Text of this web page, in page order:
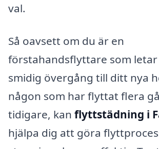
val.
Så oavsett om du är en
förstahandsflyttare som
smidig övergång till ditt nya
någon som har flyttat flera
tidigare, kan flyttstädning i
hjälpa dig att göra